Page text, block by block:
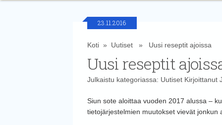
23.11.2016
Koti» Uutiset» Uusi reseptit ajoissa
Uusi reseptit
Julkaistu kategoriassa: UutisetKirjoittanut
Siun sote aloittaa vuoden 2017 alussa –
tietojärjestelmien muutokset vievät jonkun